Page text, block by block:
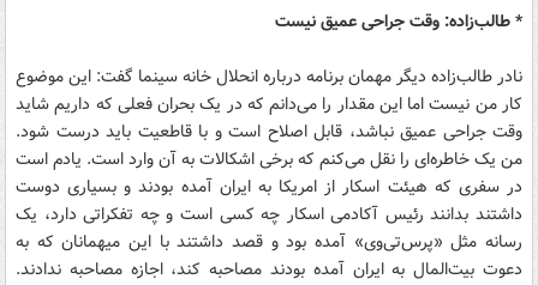
* طالب‌زاده: وقت جراحی عمیق نیست
نادر طالب‌زاده دیگر مهمان برنامه درباره انحلال خانه سینما گفت: این موضوع
کار من نیست اما این مقدار را می‌دانم که در یک بحران فعلی که داریم شاید
وقت جراحی عمیق نباشد، قابل اصلاح است و با قاطعیت باید درست شود.
من یک خاطره‌ای را نقل می‌کنم که برخی اشکالات به آن وارد است. یادم است
در سفری که هیئت اسکار از امریکا به ایران آمده بودند و بسیاری دوست
داشتند بدانند رئیس آکادمی اسکار چه کسی است و چه تفکراتی دارد، یک
رسانه مثل «پرس‌تی‌وی‌» آمده بود و قصد داشتند با این میهمانان که به
دعوت بیت‌المال به ایران آمده بودند مصاحبه کند، اجازه مصاحبه ندادند.